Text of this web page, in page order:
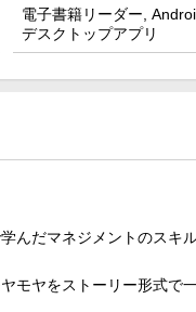
電子書籍リーダー,
デスクトップアプリ
んだマネジメントのスキル
モヤをストーリー形式で一